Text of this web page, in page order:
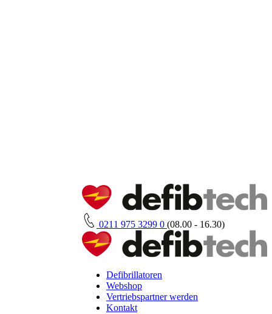
0211 975 3299 0 (08.00 - 16.30)
Defibrillatoren
Webshop
Vertriebspartner werden
Kontakt